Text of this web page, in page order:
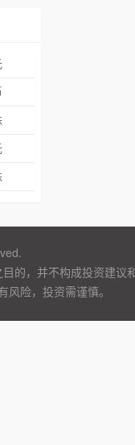
的，并不构成投资建议
险，投资需谨慎。